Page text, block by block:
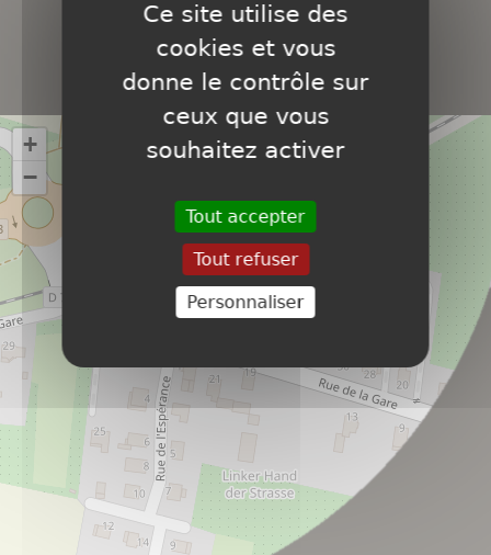
NOUS
TROUVER
+
−
Ce site utilise des
cookies et vous
donne le contrôle sur
ceux que vous
souhaitez activer
Tout accepter
Tout refuser
Personnaliser